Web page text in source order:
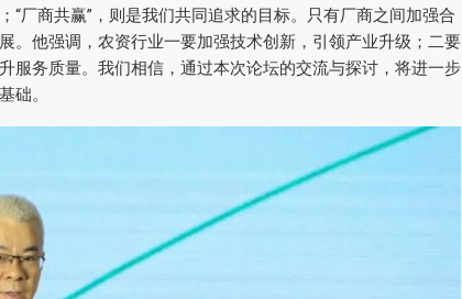
厂商共赢”，则是我们共同追求的目标。只有厂商之间加强合
。他强调，农资行业一要加强技术创新，引领产业升级；二要
服务质量。我们相信，通过本次论坛的交流与探讨，将进一步
础。